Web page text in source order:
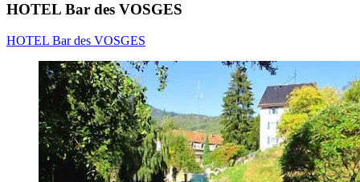
HOTEL Bar des VOSGES
HOTEL Bar des VOSGES